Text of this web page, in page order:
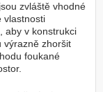
zvláště vhodné
vlastnosti
aby v konstrukci
výrazně zhoršit
foukané